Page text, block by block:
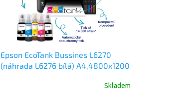
Epson EcoTank Bussines L6270
(náhrada L6276 bílá) A4,4800x1200
Skladem